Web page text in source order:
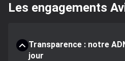
Les engagements
Transparence : notre
jour